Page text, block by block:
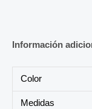
Información
Color
Medidas